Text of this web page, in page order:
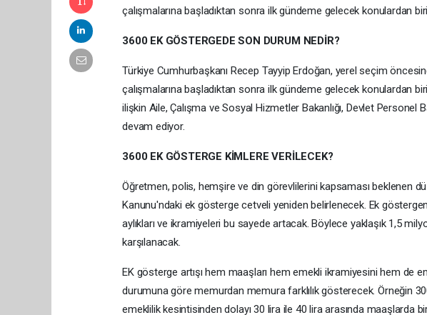
çalışmalarına başladıktan sonra ilk gündeme gelecek konulardan
3600 EK GÖSTERGEDE SON DURUM NEDİR?
Türkiye Cumhurbaşkanı Recep Tayyip Erdoğan, yerel seçim
çalışmalarına başladıktan sonra ilk gündeme gelecek konulardan
ilişkin Aile, Çalışma ve Sosyal Hizmetler Bakanlığı, Devlet Personel
devam ediyor.
3600 EK GÖSTERGE KİMLERE VERİLECEK?
Öğretmen, polis, hemşire ve din görevlilerini kapsaması beklenen
Kanunu'ndaki ek gösterge cetveli yeniden belirlenecek. Ek
aylıkları ve ikramiyeleri bu sayede artacak. Böylece yaklaşık 1,5
karşılanacak.
EK gösterge artışı hem maaşları hem emekli ikramiyesini hem de
durumuna göre memurdan memura farklılık gösterecek. Örneğin
emeklilik kesintisinden dolayı 30 lira ile 40 lira arasında maaşlarda